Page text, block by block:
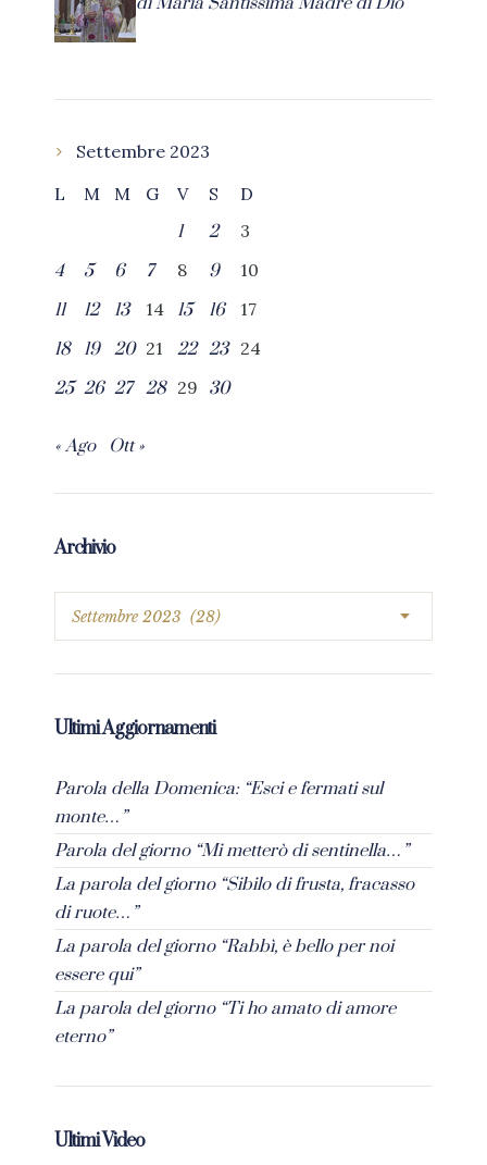
Settembre 2023
L
M M G V S
D
1
2
3
4
5 6 7 8 9
10
11
12 13 14 15 16
17
18
19 20 21 22 23 24
25 26 27 28 29 30
« Ago Ott »
Archivio
Ultimi Aggiornamenti
Parola della Domenica: “Esci e fermati sul
monte…”
Parola del giorno “Mi metterò di sentinella…”
La parola del giorno “Sibilo di frusta, fracasso
di ruote…”
La parola del giorno “Rabbì, è bello per noi
essere qui”
La parola del giorno “Ti ho amato di amore
eterno”
Ultimi Video